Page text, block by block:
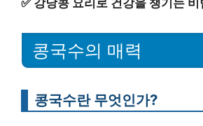
콩국수의 매력
콩국수란 무엇인가?